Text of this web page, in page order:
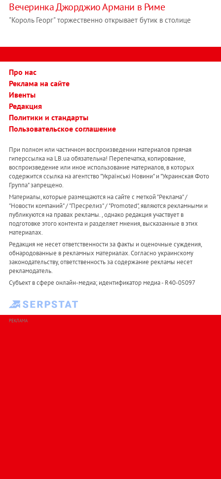
Вечеринка Джорджио Армани в Риме
"Король Георг" торжественно открывает бутик в столице
Про нас
Реклама на сайте
Ивенты
Редакция
Политики и стандарты
Пользовательское соглашение
При полном или частичном воспроизведении материалов прямая
гиперссылка на LB.ua обязательна! Перепечатка, копирование,
воспроизведение или иное использование материалов, в которых
содержится ссылка на агентство "Українськi Новини" и "Украинская Фото
Группа" запрещено.
Материалы, которые размещаются на сайте с меткой "Реклама" /
"Новости компаний" / "Пресрелиз" / "Promoted", являются рекламными и
публикуются на правах рекламы. , однако редакция участвует в
подготовке этого контента и разделяет мнения, высказанные в этих
материалах.
Редакция не несет ответственности за факты и оценочные суждения,
обнародованные в рекламных материалах. Согласно украинскому
законодательству, ответственность за содержание рекламы несет
рекламодатель.
Субъект в сфере онлайн-медиа; идентификатор медиа - R40-05097
РЕКЛАМА